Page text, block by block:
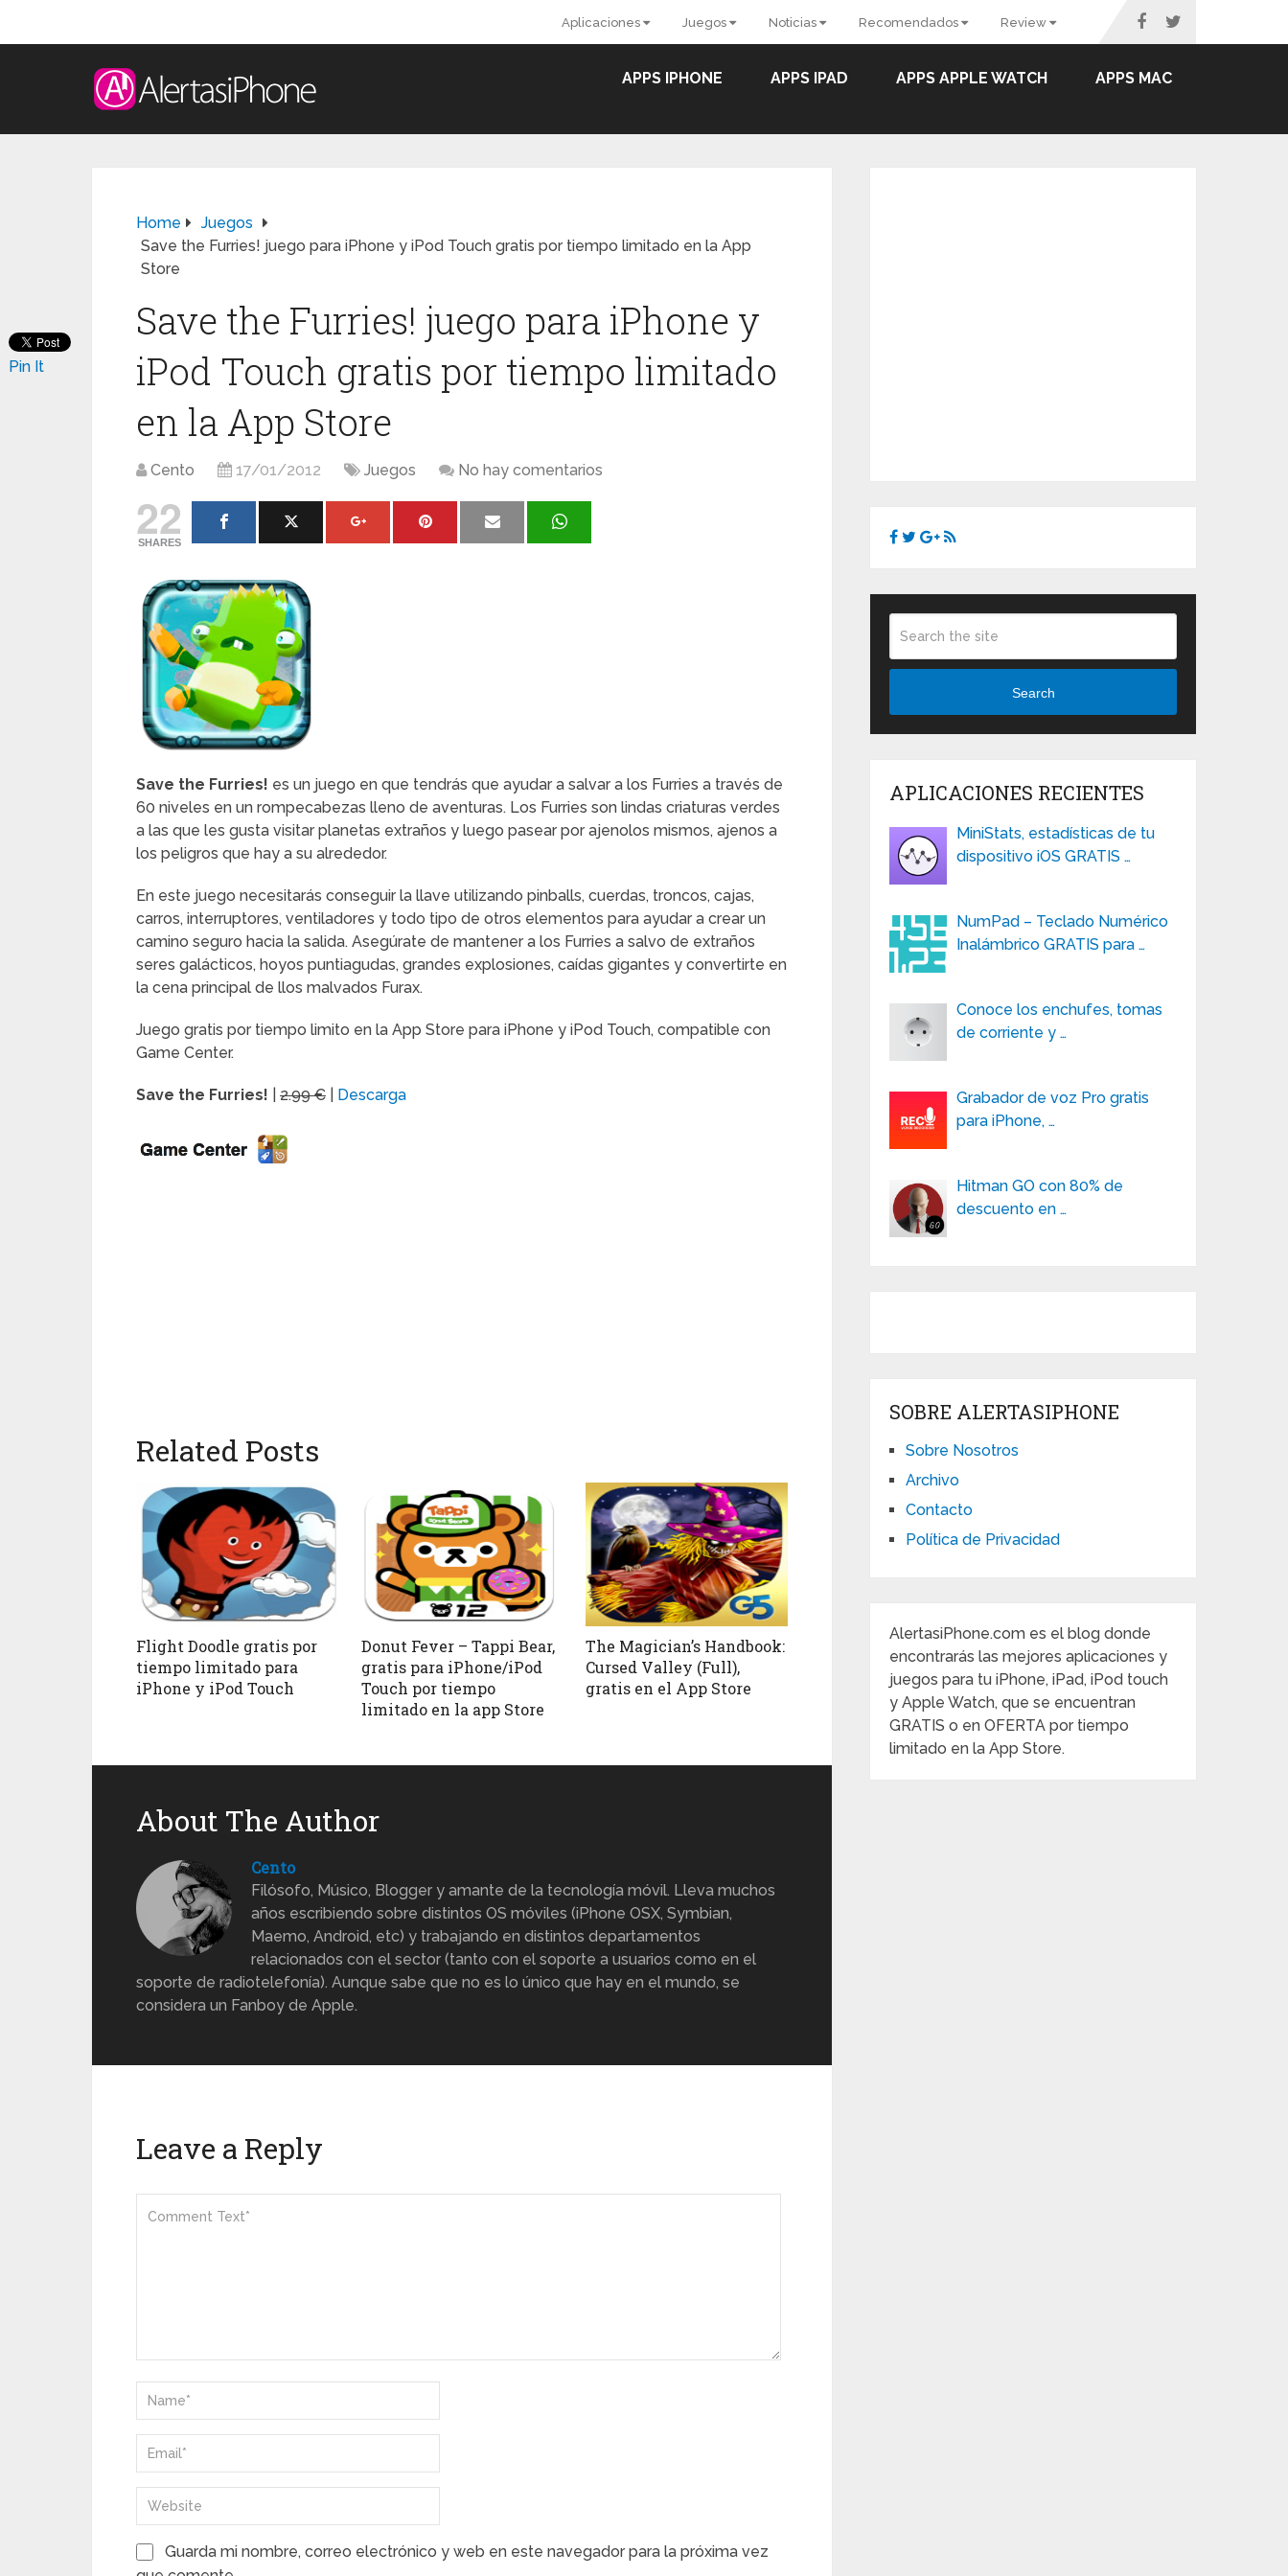
Aplicaciones Juegos Noticias Recomendados Review
APPS IPHONE APPS IPAD APPS APPLE WATCH APPS MAC
Home
Juegos
Save the Furries! juego para iPhone y iPod Touch gratis por tiempo limitado en la App
Store
Save the Furries! juego para iPhone y
iPod Touch gratis por tiempo limitado
en la App Store
Cento 17/01/2012 Juegos No hay comentarios
22
SHARES
Save the Furries! es un juego en que tendrás que ayudar a salvar a los Furries a través de
60 niveles en un rompecabezas lleno de aventuras. Los Furries son lindas criaturas verdes
a las que les gusta visitar planetas extraños y luego pasear por ajenolos mismos, ajenos a
los peligros que hay a su alrededor.
En este juego necesitarás conseguir la llave utilizando pinballs, cuerdas, troncos, cajas,
carros, interruptores, ventiladores y todo tipo de otros elementos para ayudar a crear un
camino seguro hacia la salida. Asegúrate de mantener a los Furries a salvo de extraños
seres galácticos, hoyos puntiagudas, grandes explosiones, caídas gigantes y convertirte en
la cena principal de llos malvados Furax.
Juego gratis por tiempo limito en la App Store para iPhone y iPod Touch, compatible con
Game Center.
Save the Furries! 2.99 € Descarga
Pin It
Related Posts
Flight Doodle gratis por
tiempo limitado para
iPhone y iPod Touch
Donut Fever – Tappi Bear,
gratis para iPhone/iPod
Touch por tiempo
limitado en la app Store
The Magician’s Handbook:
Cursed Valley (Full),
gratis en el App Store
About The Author
Cento
Filósofo, Músico, Blogger y amante de la tecnología móvil. Lleva muchos
años escribiendo sobre distintos OS móviles (iPhone OSX, Symbian,
Maemo, Android, etc) y trabajando en distintos departamentos
relacionados con el sector (tanto con el soporte a usuarios como en el
soporte de radiotelefonía). Aunque sabe que no es lo único que hay en el mundo, se
considera un Fanboy de Apple.
Leave a Reply
Guarda mi nombre, correo electrónico y web en este navegador para la próxima vez
Search
APLICACIONES RECIENTES
MiniStats, estadísticas de tu
dispositivo iOS GRATIS …
NumPad – Teclado Numérico
Inalámbrico GRATIS para …
Conoce los enchufes, tomas
de corriente y …
Grabador de voz Pro gratis
para iPhone, …
Hitman GO con 80% de
descuento en …
SOBRE ALERTASIPHONE
Sobre Nosotros
Archivo
Contacto
Política de Privacidad
AlertasiPhone.com es el blog donde
encontrarás las mejores aplicaciones y
juegos para tu iPhone, iPad, iPod touch
y Apple Watch, que se encuentran
GRATIS o en OFERTA por tiempo
limitado en la App Store.